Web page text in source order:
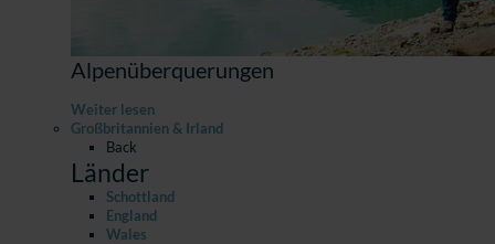
Alpenüberquerungen
Weiter lesen
Großbritannien & Irland
Back
Länder
Schottland
England
Wales